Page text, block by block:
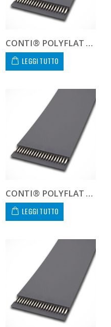
CONTI® POLYFLAT FLA F 30 HS
LEGGI TUTTO
CONTI® POLYFLAT FLA F 30 XHP II
LEGGI TUTTO